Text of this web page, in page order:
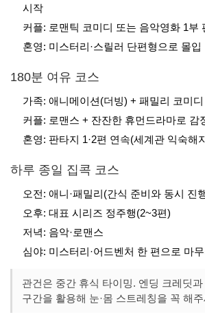
시작
커플: 로맨틱 코미디 또는 음악영화 1부
혼영: 미스터리·스릴러 단편형으로 몰입
180분 여유 코스
가족: 애니메이션(더빙) + 패밀리 코미
커플: 로맨스 + 잔잔한 휴먼드라마로 감
혼영: 판타지 1·2편 연속(세계관 익숙해
하루 종일 집콕 코스
오전: 애니·패밀리(간식 준비와 동시 진
오후: 대표 시리즈 정주행(2~3편)
저녁: 음악·로맨스
심야: 미스터리·어드벤처 한 편으로 마
관건은 중간 휴식 타이밍. 엔딩 크레딧
구간을 활용해 눈·몸 스트레칭을 꼭 해